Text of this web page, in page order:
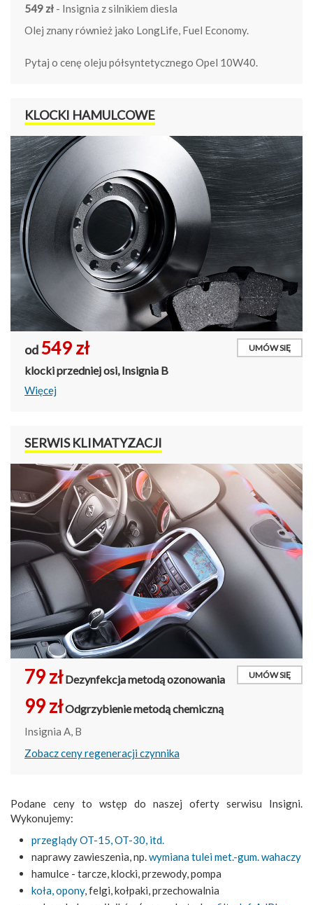
549 zł - Insignia z silnikiem diesla
Olej znany również jako LongLife, Fuel Economy.
Pytaj o cenę oleju półsyntetycznego Opel 10W40.
KLOCKI HAMULCOWE
UMÓW SIĘ
od549 zł
klocki przedniej osi, Insignia B
Więcej
SERWIS KLIMATYZACJI
UMÓW SIĘ
79 złDezynfekcja metodą ozonowania
99 złOdgrzybienie metodą chemiczną
Insignia A, B
Zobacz ceny regeneracji czynnika
Podane ceny to wstęp do naszej oferty serwisu Insigni.
Wykonujemy:
przeglądy OT-15, OT-30, itd.
naprawy zawieszenia, np.wymiana tulei met.-gum. wahaczy
hamulce - tarcze, klocki, przewody, pompa
koła, opony, felgi, kołpaki, przechowalnia